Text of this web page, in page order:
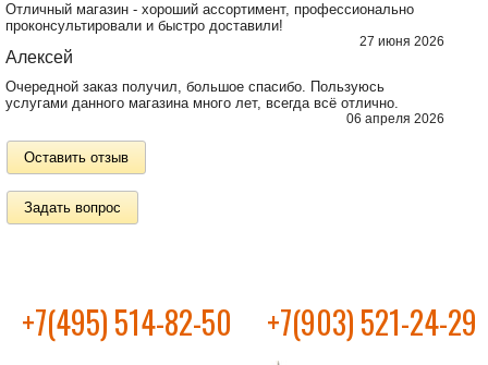
Отличный магазин - хороший ассортимент, профессионально
проконсультировали и быстро доставили!
27 июня 2026
Алексей
Очередной заказ получил, большое спасибо. Пользуюсь
услугами данного магазина много лет, всегда всё отлично.
06 апреля 2026
Оставить отзыв
Задать вопрос
+7(495) 514-82-50 +7(903) 521-24-29